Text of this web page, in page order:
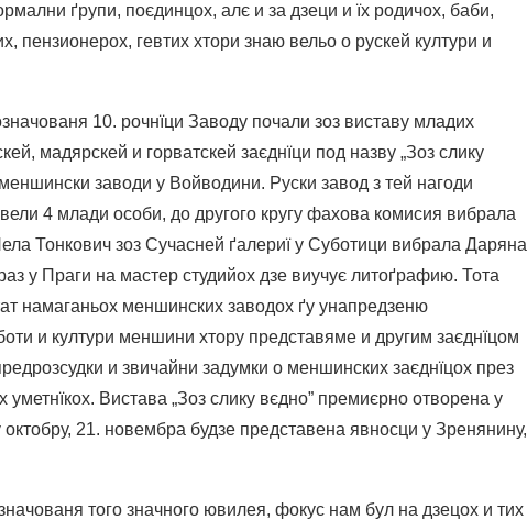
ґрупи, поєдинцох, алє и за дзеци и їх родичох, баби,
пензионерох, гевтих хтори знаю вельо о рускей култури и
10. рочнїци Заводу почали зоз виставу младих
мадярскей и горватскей заєднїци под назву „Зоз слику
заводи у Войводини. Руски завод з тей нагоди
4 млади особи, до другого кругу фахова комисия вибрала
Тонкович зоз Сучасней ґалериї у Суботици вибрала Даряна
у Праги на мастер студийох дзе виучує литоґрафию. Тота
намаганьох меншинских заводох ґу унапредзеню
и култури меншини хтору представяме и другим заєднїцом
и звичайни задумки о меншинских заєднїцох през
Вистава „Зоз слику вєдно” премиєрно отворена у
21. новембра будзе представена явносци у Зренянину,
того значного ювилея, фокус нам бул на дзецох и тих